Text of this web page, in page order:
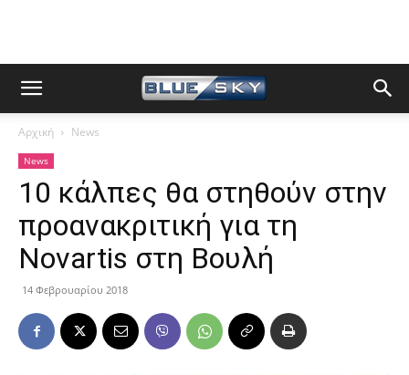
Αρχική News
News
10 κάλπες θα στηθούν στην
προανακριτική για τη
Novartis στη Βουλή
14 Φεβρουαρίου 2018